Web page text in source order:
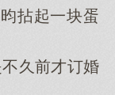
拈起一块蛋
久前才订婚